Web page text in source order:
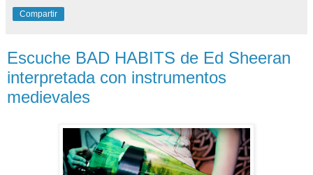
Compartir
Escuche BAD HABITS de Ed Sheeran
interpretada con instrumentos
medievales